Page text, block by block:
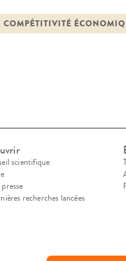
des
COMPÉTITIVITÉ
scientifique
recherches lancées